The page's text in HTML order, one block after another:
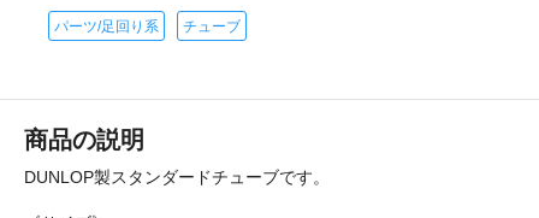
パーツ/足回り系 チューブ
商品の説明
DUNLOP製スタンダードチューブです。